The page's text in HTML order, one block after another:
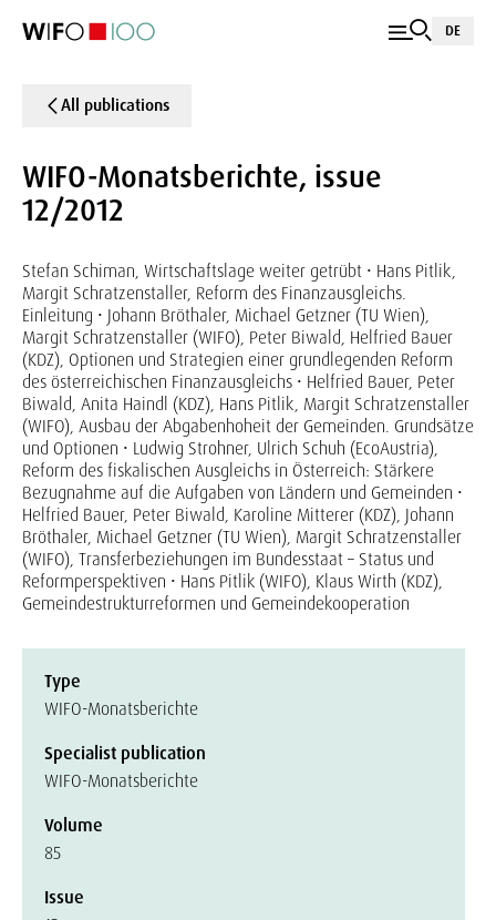
DE
All publications
WIFO-Monatsberichte, issue
12/2012
Stefan Schiman, Wirtschaftslage weiter getrübt • Hans Pitlik,
Margit Schratzenstaller, Reform des Finanzausgleichs.
Einleitung • Johann Bröthaler, Michael Getzner (TU Wien),
Margit Schratzenstaller (WIFO), Peter Biwald, Helfried Bauer
(KDZ), Optionen und Strategien einer grundlegenden Reform
des österreichischen Finanzausgleichs • Helfried Bauer, Peter
Biwald, Anita Haindl (KDZ), Hans Pitlik, Margit Schratzenstaller
(WIFO), Ausbau der Abgabenhoheit der Gemeinden. Grundsätze
und Optionen • Ludwig Strohner, Ulrich Schuh (EcoAustria),
Reform des fiskalischen Ausgleichs in Österreich: Stärkere
Bezugnahme auf die Aufgaben von Ländern und Gemeinden •
Helfried Bauer, Peter Biwald, Karoline Mitterer (KDZ), Johann
Bröthaler, Michael Getzner (TU Wien), Margit Schratzenstaller
(WIFO), Transferbeziehungen im Bundesstaat – Status und
Reformperspektiven • Hans Pitlik (WIFO), Klaus Wirth (KDZ),
Gemeindestrukturreformen und Gemeindekooperation
Type
WIFO-Monatsberichte
Specialist publication
WIFO-Monatsberichte
Volume
85
Issue